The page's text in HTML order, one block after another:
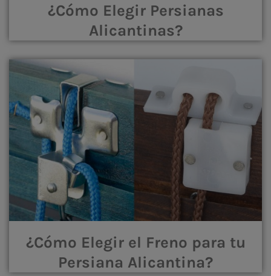
¿Cómo Elegir Persianas
Alicantinas?
¿Cómo Elegir el Freno para tu
Persiana Alicantina?